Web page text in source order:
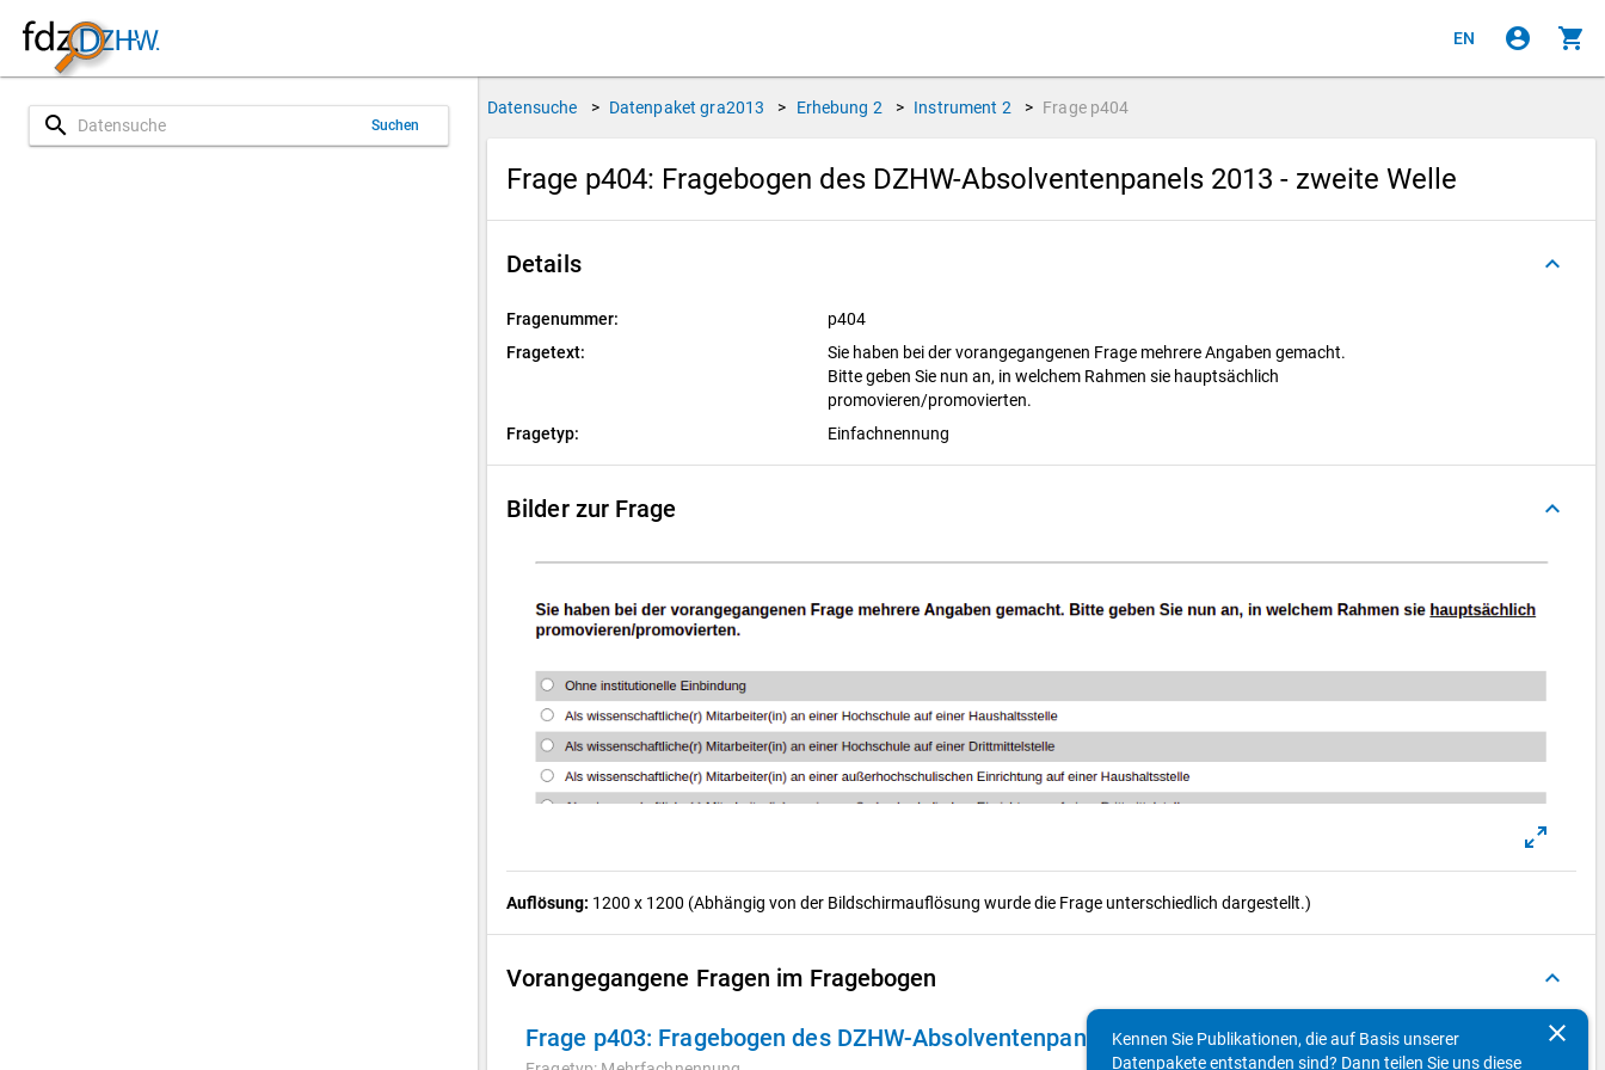
EN account_circle shopping_cart
search Suchen
Datensuche > Datenpaket gra2013 > Erhebung 2 > Instrument 2 > Frage p404
Frage p404: Fragebogen des DZHW-Absolventenpanels 2013 - zweite Welle
Details keyboard_arrow_up
Fragenummer:
p404
Fragetext:
Sie haben bei der vorangegangenen Frage mehrere Angaben gemacht.
Bitte geben Sie nun an, in welchem Rahmen sie hauptsächlich
promovieren/promovierten.
Fragetyp:
Einfachnennung
Bilder zur Frage keyboard_arrow_up
Auflösung: 1200 x 1200 (Abhängig von der Bildschirmauflösung wurde die Frage unterschiedlich dargestellt.)
Vorangegangene Fragen im Fragebogen keyboard_arrow_up
Frage p403: Fragebogen des DZHW-Absolventenpanels 2013 - zweite Welle clear
Kennen Sie Publikationen, die auf Basis unserer
Datenpakete entstanden sind? Dann teilen Sie uns diese